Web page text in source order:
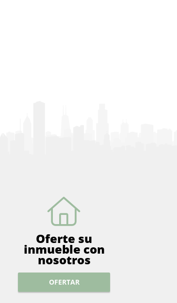
Oferte su
inmueble con
nosotros
OFERTAR